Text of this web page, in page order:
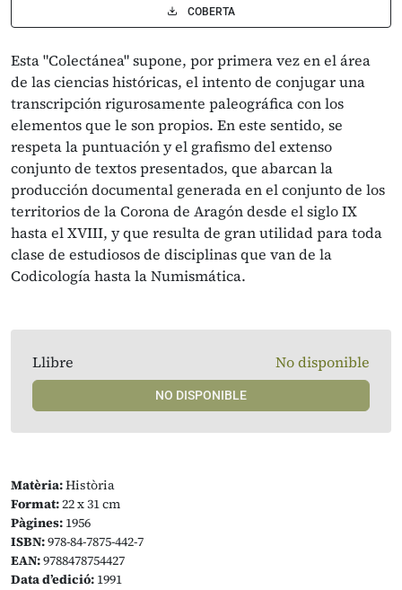
COBERTA
Esta "Colectánea" supone, por primera vez en el área
de las ciencias históricas, el intento de conjugar una
transcripción rigurosamente paleográfica con los
elementos que le son propios. En este sentido, se
respeta la puntuación y el grafismo del extenso
conjunto de textos presentados, que abarcan la
producción documental generada en el conjunto de los
territorios de la Corona de Aragón desde el siglo IX
hasta el XVIII, y que resulta de gran utilidad para toda
clase de estudiosos de disciplinas que van de la
Codicología hasta la Numismática.
Matèria:Història
Format:22 x 31 cm
Pàgines: 1956
ISBN:978-84-7875-442-7
EAN:9788478754427
Data d’edició: 1991
Llibre No disponible
NO DISPONIBLE